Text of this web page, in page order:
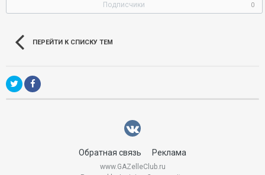
Подписчики 0
ПЕРЕЙТИ К СПИСКУ ТЕМ
Обратная связь Реклама
www.GAZelleClub.ru